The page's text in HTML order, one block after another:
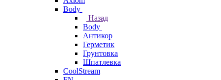
Body
Назад
Body
Антикор
Герметик
Грунтовка
Шпатлевка
CoolStream